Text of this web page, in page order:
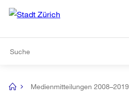
Navigation
[no
Medienmitteilungen 2008–2019